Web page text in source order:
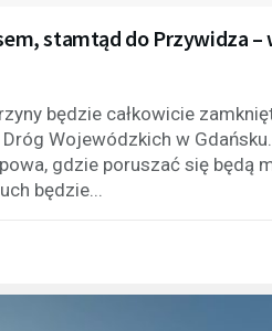
stamtąd do Przywidza –
będzie całkowicie
Wojewódzkich w
gdzie poruszać się będą
będzie...